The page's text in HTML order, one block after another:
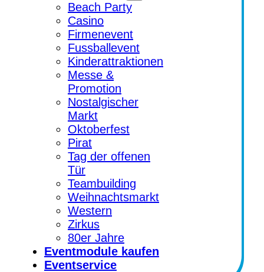
Beach Party
Casino
Firmenevent
Fussballevent
Kinderattraktionen
Messe &
Promotion
Nostalgischer
Markt
Oktoberfest
Pirat
Tag der offenen
Tür
Teambuilding
Weihnachtsmarkt
Western
Zirkus
80er Jahre
Eventmodule kaufen
Eventservice